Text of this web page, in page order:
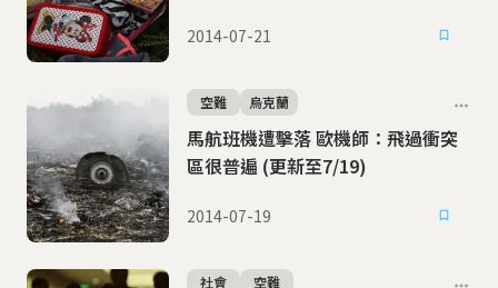
2014-07-21
馬航班機遭擊落 歐機師：飛過衝突
區很普遍 (更新至7/19)
空難 烏克蘭
2014-07-19
社會 空難